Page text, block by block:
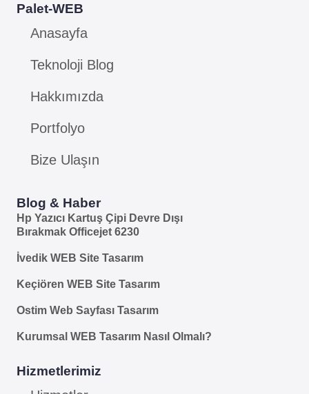
Palet-WEB
Anasayfa
Teknoloji Blog
Hakkımızda
Portfolyo
Bize Ulaşın
Blog & Haber
Hp Yazıcı Kartuş Çipi Devre Dışı
Bırakmak Officejet 6230
İvedik WEB Site Tasarım
Keçiören WEB Site Tasarım
Ostim Web Sayfası Tasarım
Kurumsal WEB Tasarım Nasıl Olmalı?
Hizmetlerimiz